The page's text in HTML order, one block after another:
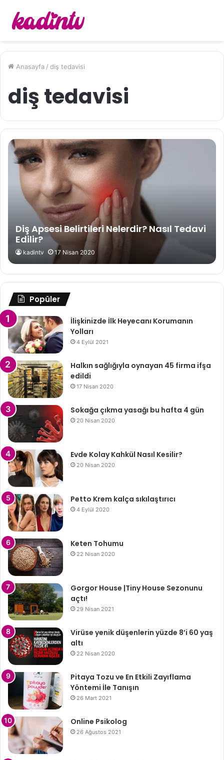
Anasayfa / diş tedavisi
diş tedavisi
Diş Apsesi Belirtileri Nelerdir? Nasıl Tedavi
Edilir?
kadintv 17 Nisan 2020
Popüler
İlişkinizde İlk Heyecanı Korumanın
Yolları
4 Eylül 2021
Halkın sağlığıyla oynayan 45 firma ifşa
edildi
17 Nisan 2020
Sokağa çıkma yasağı bu hafta 4 gün
20 Nisan 2020
Evde Kolay Kahkül Nasıl Kesilir?
20 Nisan 2020
Petto Krem kalça sıkılaştırıcı
4 Eylül 2020
Keten Tohumu
22 Nisan 2020
Gorgor House |Tiny House Sezonunu
açtı!
29 Nisan 2021
Virüse yenik düşenlerin yüzde 8’i 60 yaş
altı
22 Nisan 2020
Pitaya Tozu ve En Etkili Zayıflama
Yöntemi İle Tanışın
26 Mart 2021
Online Psikolog
26 Ağustos 2021